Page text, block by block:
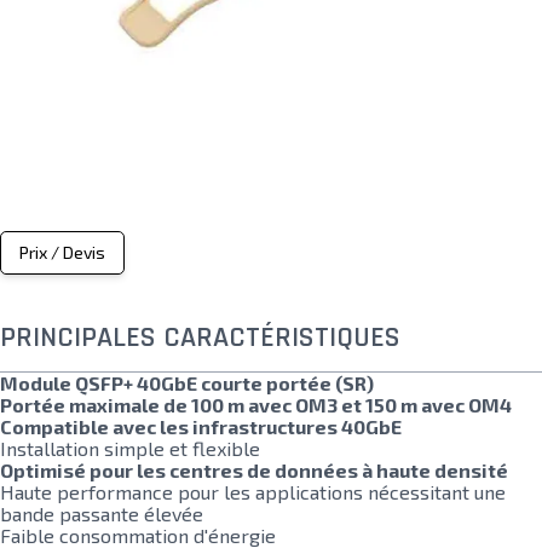
Prix / Devis
PRINCIPALES CARACTÉRISTIQUES
Module QSFP+ 40GbE courte portée (SR)
Portée maximale de 100 m avec OM3 et 150 m avec OM4
Compatible avec les infrastructures 40GbE
Installation simple et flexible
Optimisé pour les centres de données à haute densité
Haute performance pour les applications nécessitant une
bande passante élevée
Faible consommation d'énergie